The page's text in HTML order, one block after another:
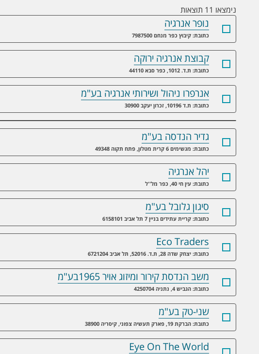
נימצאו 11 תוצאות
נופר אנרגיה
כתובת: קיבוץ כפר מנחם 7987500
קבוצת אנרגיה ירוקה
כתובת: ת.ד. 1012, כפר סבא 44110
אנרפרו ניהול ושירותי אנרגיה בע"מ
כתובת: ת.ד 10196, זכרון יעקב 30900
גדיר הנדסה בע"מ
כתובת: מגשימים 6 קרית מטלון, פתח תקוה 49348
יהל אנרגיה
כתובת: עין חי 40, כפר מל''ל
סיגון גלובל בע"מ
כתובת: קריית עתידים בניין 7 תל אביב 6158101
Eco Traders
כתובת: יצחק שדה 28, ת.ד. 52016, תל אביב 6721204
משב הנדסת קירור ומיזוג אויר 1965בע"מ
כתובת: הגביש 4, נתניה 4250704
שני-טק בע"מ
כתובת: הברקת 19, פארק תעשיה צפוני, קיסריה 38900
Eye On The World